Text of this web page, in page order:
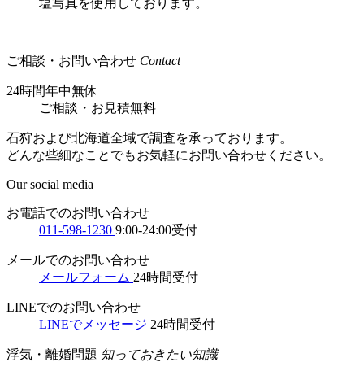
ご相談・お問い合わせ Contact
24時間年中無休
ご相談 ・ お見積無料
石狩および北海道全域で調査を承っております。
どんな些細なことでもお気軽にお問い合わせください。
Our social media
お電話でのお問い合わせ
011-598-1230 9:00-24:00受付
メールでのお問い合わせ
メールフォーム 24時間受付
LINEでのお問い合わせ
LINEでメッセージ 24時間受付
浮気・離婚問題 知っておきたい知識